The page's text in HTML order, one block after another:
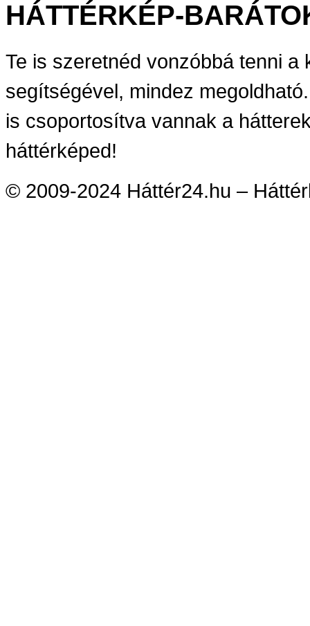
HÁTTÉRKÉP-
Te is szeretnéd vonzóbbá tenni
segítségével, mindez
is csoportosítva vannak a
háttérképed!
© 2009-2024 Háttér24.hu –